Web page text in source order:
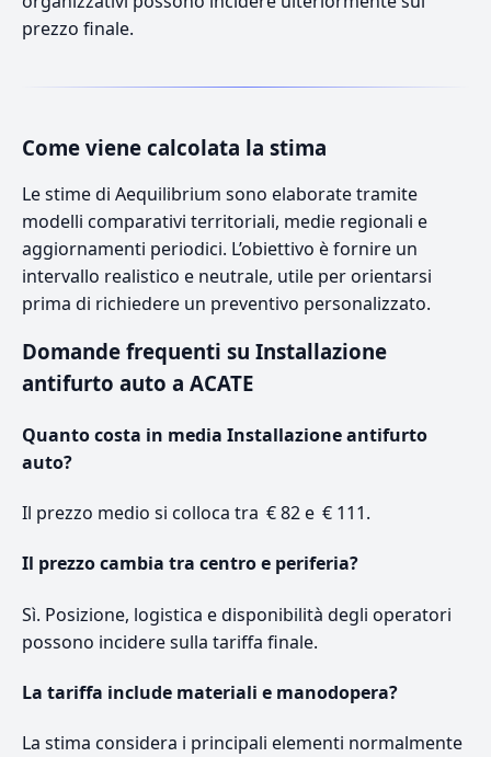
prezzo finale.
Come viene calcolata la stima
Le stime di Aequilibrium sono elaborate tramite
modelli comparativi territoriali, medie regionali e
aggiornamenti periodici. L’obiettivo è fornire un
intervallo realistico e neutrale, utile per orientarsi
prima di richiedere un preventivo personalizzato.
Domande frequenti su Installazione
antifurto auto a ACATE
Quanto costa in media Installazione antifurto
auto?
Il prezzo medio si colloca tra € 82 e € 111.
Il prezzo cambia tra centro e periferia?
Sì. Posizione, logistica e disponibilità degli operatori
possono incidere sulla tariffa finale.
La tariffa include materiali e manodopera?
La stima considera i principali elementi normalmente